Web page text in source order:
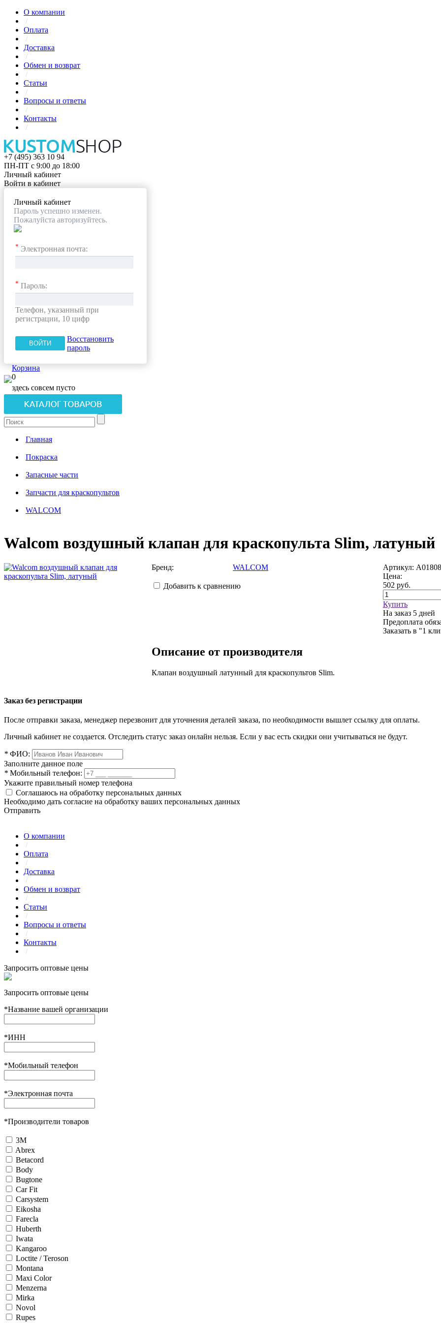
О компании
/
Оплата
/
Доставка
/
Обмен и возврат
/
Статьи
/
Вопросы и ответы
/
Контакты
/
+7 (495) 363 10 94
ПН-ПТ с 9:00 до 18:00
Личный кабинет
Войти в кабинет
Личный кабинет
Пароль успешно изменен.
Пожалуйста авторизуйтесь.
* Электронная почта:
* Пароль:
Телефон, указанный при
регистрации, 10 цифр
Восстановить
пароль
Корзина
0
здесь совсем пусто
Главная
Покраска
Запасные части
Запчасти для краскопультов
WALCOM
Walcom воздушный клапан для краскопульта Slim, латуный
Бренд: WALCOM
Добавить к сравнению
Артикул:
Цена:
502 руб.
Купить
На заказ 5 дней
Предоплата
Заказать в "1
Описание от производителя
Клапан воздушный латунный для краскопультов Slim.
Заказ без регистрации
После отправки заказа, менеджер перезвонит для уточнения деталей заказа, по необходимости вышлет ссылку для оплаты.
Личный кабинет не создается. Отследить статус заказ онлайн нельзя. Если у вас есть скидки они учитываться не будут.
* ФИО:
Заполните данное поле
* Мобильный телефон:
Укажите правильный номер телефона
Соглашаюсь на обработку персональных данных
Необходимо дать согласие на обработку ваших персональных данных
Отправить
О компании
/
Оплата
/
Доставка
/
Обмен и возврат
/
Статьи
/
Вопросы и ответы
/
Контакты
/
Запросить оптовые цены
Запросить оптовые цены
*Название вашей организации
*ИНН
*Мобильный телефон
*Электронная почта
*Производители товаров
3М
Abrex
Betacord
Body
Bugtone
Car Fit
Carsystem
Eikosha
Farecla
Huberth
Iwata
Kangaroo
Loctite / Teroson
Montana
Maxi Color
Menzerna
Mirka
Novol
Rupes